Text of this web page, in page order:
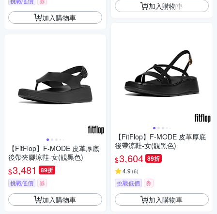
加入購物車
【FitFlop】F-MODE 皮革厚底
後帶夾腳涼鞋-女(靚黑色)
$3,481 89折
挑戰低價 券
加入購物車
加入購物車
【FitFlop】F-MODE 皮革厚底
後帶涼鞋-女(靚黑色)
$3,604 89折
4.9 (6)
挑戰低價 券
加入購物車